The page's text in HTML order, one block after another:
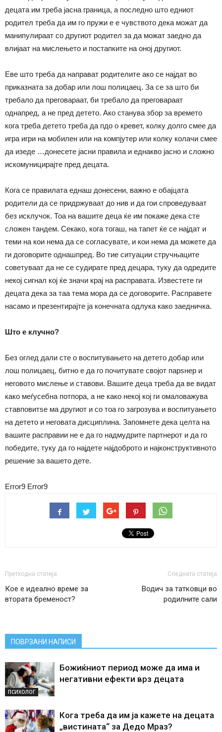
децата им треба јасна граница, а последно што едниот
родител треба да им го пружи е е чувството дека можат да
манипулираат со другиот родител за да можат заедно да
влијаат на мислењето и постапките на оној другиот.
Еве што треба да направат родителите ако се најдат во
приказната за добар или лош полицаец. За се за што би
требало да преговараат, би требало да преговараат
однапред, а не пред детето. Ако станува збор за времето
кога треба детето треба да пдо о кревет, колку долго смее да
игра игри на мобилен или на компјутер или колку колачи смее
да изеде …донесете јасни правила и еднакво јасно и сложно
искомуницирајте пред децата.
Кога се правилата еднаш донесени, важно е обајцата
родители да се придржуваат до нив и да гои спроведуваат
без исклучок. Тоа на вашите деца ќе им покаже дека сте
сложен тандем. Секако, кога тогаш, на тапет ќе се најдат и
теми на кои нема да се согласувате, и кои нема да можете да
ги договорите однашпред. Во тие ситуации стручњаците
советуваат да не се судирате пред децара, туку да одредите
некој сигнал кој ќе значи крај на расправата. Известете ги
децата дека за таа тема мора да се договорите. Расправете
насамо и презентирајте ја конечната одлука како заедничка.
Што е клучно?
Без оглед дали сте о воспитувањето на детето добар или
лош полицаец, битно е да го почитувате својот парѕнер и
неговото мислење и ставови. Вашите деца треба да ве видат
како меѓусебна потпора, а не како некој кој ги омаловажува
ставповитѕе ма другиот и со тоа го загрозува и воспитуањето
на детето и неговата дисциплина. Запомнете дека целта на
вашите расправии не е да го надмудрите партнерот и да го
победите, туку да го најдете најдоброто и најконструктивното
решение за вашето дете.
Error9 Error9
Претходна статија
Кое е идеално време за
втората бременост?
Следната статија
Водич за татковци во
родилните сали
ПОВРЗАНИ НАПИСИ
ПСИХОЛОГ
Божиќниот период може да има и
негативни ефекти врз децата
Кога треба да им ја кажете на децата
„вистината“ за Дедо Мраз?